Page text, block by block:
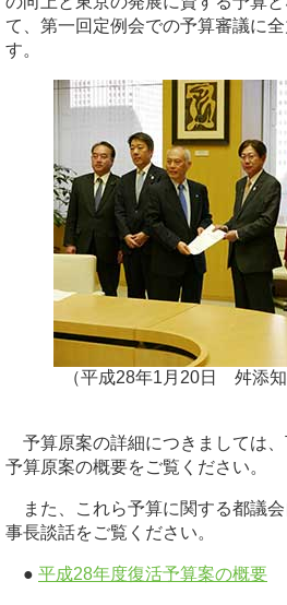
て、第一回定例会での予算審議に
す。
（平成28年1月20日 舛添知
予算原案の詳細につきましては、
予算原案の概要をご覧ください。
また、これら予算に関する都議
事長談話をご覧ください。
● 平成28年度復活予算案の概要